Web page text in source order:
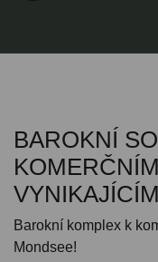
BAROKNÍ
Barokní komplex k
Mondsee!